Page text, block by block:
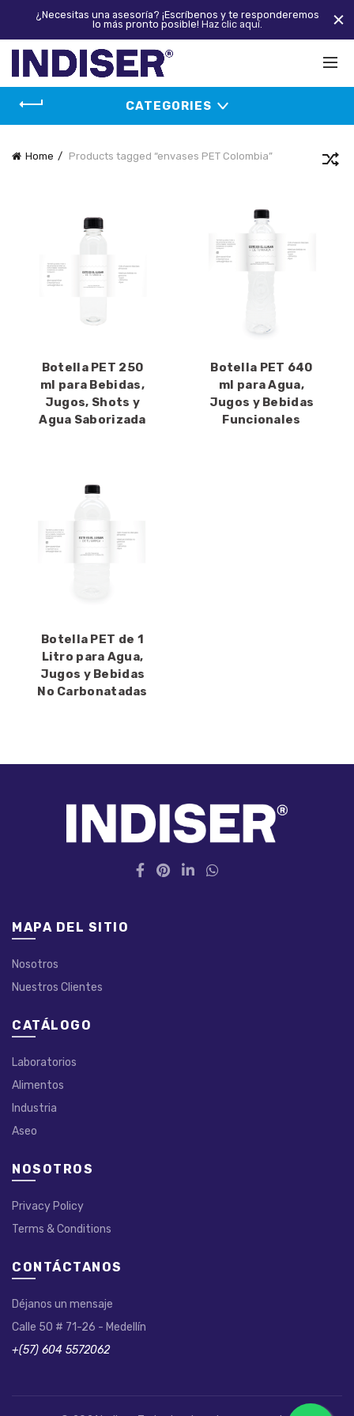
CATEGORIES
Home Products tagged “envases PET Colombia”
Botella PET 250
ml para Bebidas,
Jugos, Shots y
Agua Saborizada
Botella PET 640
ml para Agua,
Jugos y Bebidas
Funcionales
Botella PET de 1
Litro para Agua,
Jugos y Bebidas
No Carbonatadas
MAPA DEL SITIO
Nosotros
Nuestros Clientes
CATÁLOGO
Laboratorios
Alimentos
Industria
Aseo
NOSOTROS
Privacy Policy
Terms & Conditions
CONTÁCTANOS
Déjanos un mensaje
Calle 50 # 71-26 - Medellín
+(57) 604 5572062
¿Necesitas una asesoría? ¡Escríbenos y te responderemos
lo más pronto posible! Haz clic aquí.